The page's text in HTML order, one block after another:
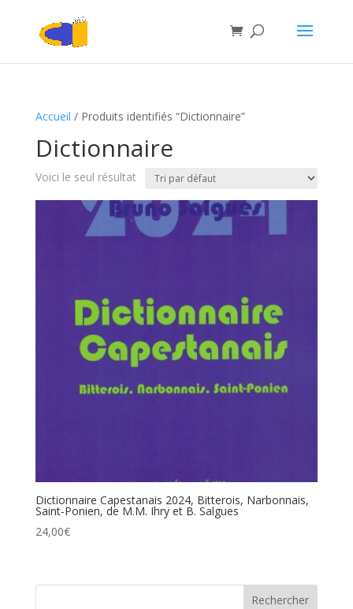
Accueil / Produits identifiés “Dictionnaire”
Dictionnaire
Voici le seul résultat
Dictionnaire Capestanais 2024, Bitterois, Narbonnais,
Saint-Ponien, de M.M. Ihry et B. Salgues
24,00€